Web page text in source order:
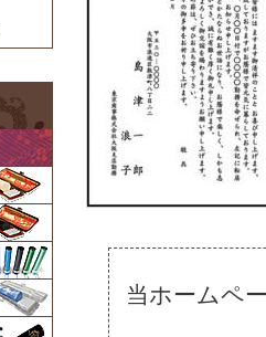
当ホームペ